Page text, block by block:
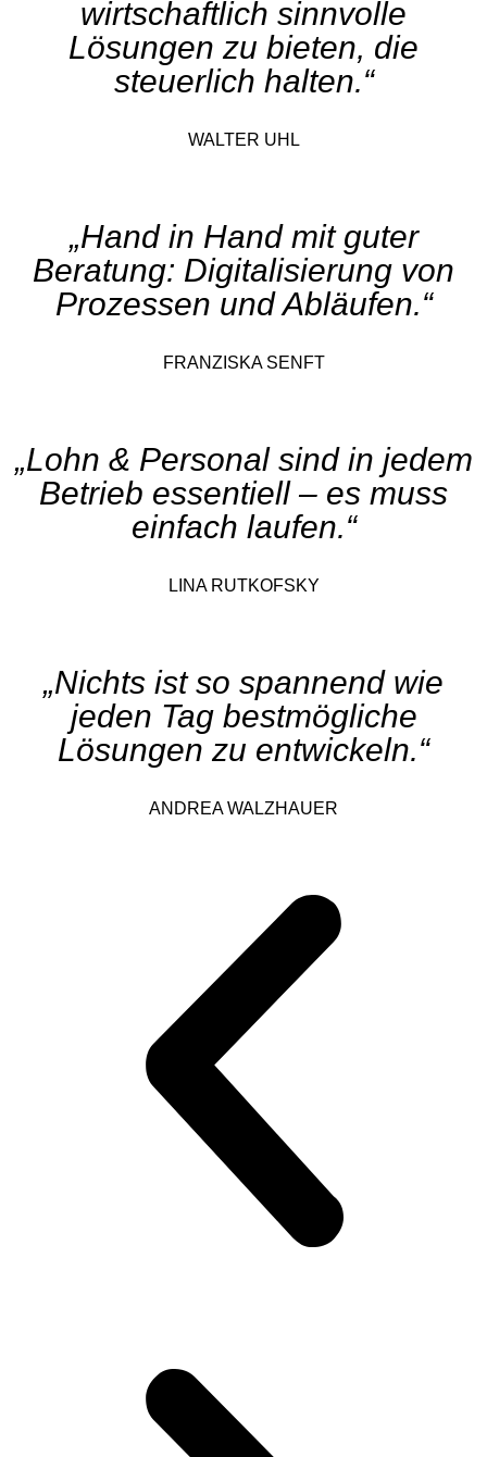
wirtschaftlich sinnvolle
Lösungen zu bieten, die
steuerlich halten.“
WALTER UHL
„Hand in Hand mit guter
Beratung: Digitalisierung von
Prozessen und Abläufen.“
FRANZISKA SENFT
„Lohn & Personal sind in jedem
Betrieb essentiell – es muss
einfach laufen.“
LINA RUTKOFSKY
„Nichts ist so spannend wie
jeden Tag bestmögliche
Lösungen zu entwickeln.“
ANDREA WALZHAUER